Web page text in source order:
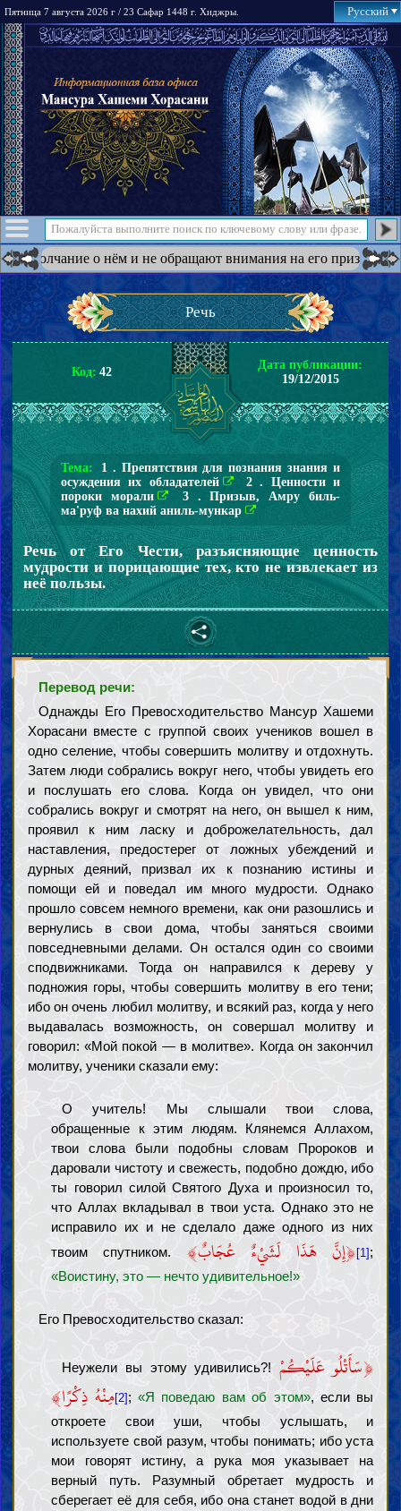
Пятница 7 августа 2026 г / 23 Сафар 1448 г. Хиджры. Русский
о нём и не обращают внимания на его призыв к Махди.
Речь
Код: 42
Дата публикации:
19/12/2015
Тема:
1 . Препятствия для познания знания и
осуждения их обладателей
2 . Ценности и
пороки морали
3 . Призыв, Амру биль-
ма'руф ва нахий аниль-мункар
Речь от Его Чести, разъясняющие ценность
мудрости и порицающие тех, кто не извлекает из
неё пользы.
Перевод речи:
Однажды Его Превосходительство Мансур Хашеми
Хорасани вместе с группой своих учеников вошел в
одно селение, чтобы совершить молитву и отдохнуть.
Затем люди собрались вокруг него, чтобы увидеть его
и послушать его слова. Когда он увидел, что они
собрались вокруг и смотрят на него, он вышел к ним,
проявил к ним ласку и доброжелательность, дал
наставления, предостерег от ложных убеждений и
дурных деяний, призвал их к познанию истины и
помощи ей и поведал им много мудрости. Однако
прошло совсем немного времени, как они разошлись и
вернулись в свои дома, чтобы заняться своими
повседневными делами. Он остался один со своими
сподвижниками. Тогда он направился к дереву у
подножия горы, чтобы совершить молитву в его тени;
ибо он очень любил молитву, и всякий раз, когда у него
выдавалась возможность, он совершал молитву и
говорил: «Мой покой — в молитве». Когда он закончил
молитву, ученики сказали ему:
О учитель! Мы слышали твои слова,
обращенные к этим людям. Клянемся Аллахом,
твои слова были подобны словам Пророков и
даровали чистоту и свежесть, подобно дождю, ибо
ты говорил силой Святого Духа и произносил то,
что Аллах вкладывал в твои уста. Однако это не
исправило их и не сделало даже одного из них
твоим спутником.
﴿إِنَّ هَذَا لَشَيْءٌ عُجَابٌ﴾ [1] ;
«Воистину, это — нечто удивительное!»
Его Превосходительство сказал:
Неужели вы этому удивились?! ﴿سَأَتْلُو عَلَيْكُمْ
مِنْهُ ذِكْرًا﴾ [2] ;«Я поведаю вам об этом», если вы
откроете свои уши, чтобы услышать, и
используете свой разум, чтобы понимать; ибо уста
мои говорят истину, а рука моя указывает на
верный путь. Разумный обретает мудрость и
сберегает её для себя, ибо она станет водой в дни